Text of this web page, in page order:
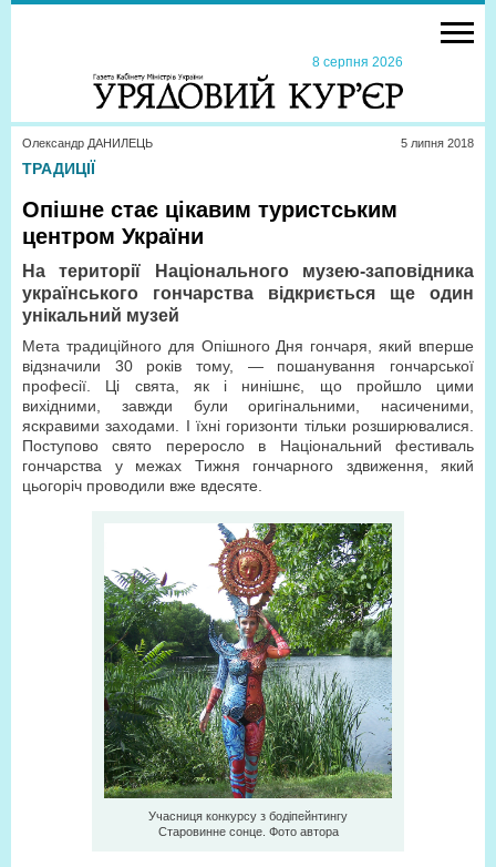
8 серпня 2026
Олександр ДАНИЛЕЦЬ 5 липня 2018
ТРАДИЦІЇ
Опішне стає цікавим туристським
центром України
На території Національного музею-заповідника
українського гончарства відкриється ще один
унікальний музей
Мета традиційного для Опішного Дня гончаря, який вперше
відзначили 30 років тому, — пошанування гончарської
професії. Ці свята, як і нинішнє, що пройшло цими
вихідними, завжди були оригінальними, насиченими,
яскравими заходами. І їхні горизонти тільки розширювалися.
Поступово свято переросло в Національний фестиваль
гончарства у межах Тижня гончарного здвиження, який
цьогоріч проводили вже вдесяте.
Учасниця конкурсу з бодіпейнтингу
Старовинне сонце. Фото автора